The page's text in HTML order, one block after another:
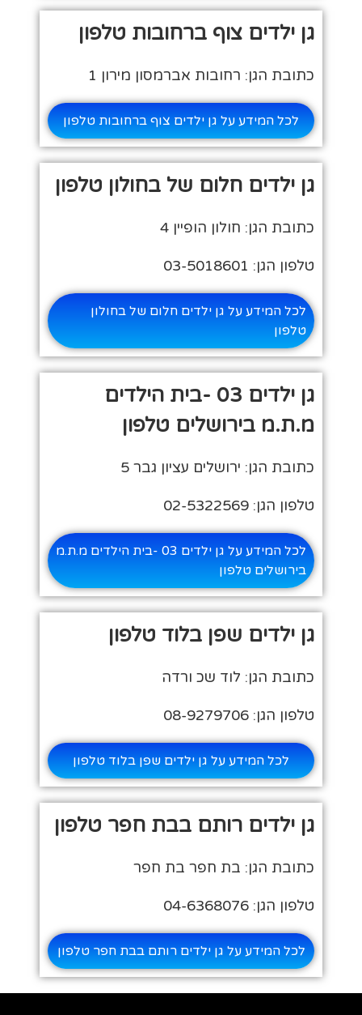
גן ילדים צוף ברחובות טלפון
כתובת הגן: רחובות אברמסון מירון 1
לכל המידע על גן ילדים צוף ברחובות טלפון
גן ילדים חלום של בחולון טלפון
כתובת הגן: חולון הופיין 4
טלפון הגן: 03-5018601
לכל המידע על גן ילדים חלום של בחולון
טלפון
גן ילדים 03 -בית הילדים
מ.ת.מ בירושלים טלפון
כתובת הגן: ירושלים עציון גבר 5
טלפון הגן: 02-5322569
לכל המידע על גן ילדים 03 -בית הילדים מ.ת.מ
בירושלים טלפון
גן ילדים שפן בלוד טלפון
כתובת הגן: לוד שכ ורדה
טלפון הגן: 08-9279706
לכל המידע על גן ילדים שפן בלוד טלפון
גן ילדים רותם בבת חפר טלפון
כתובת הגן: בת חפר בת חפר
טלפון הגן: 04-6368076
לכל המידע על גן ילדים רותם בבת חפר טלפון